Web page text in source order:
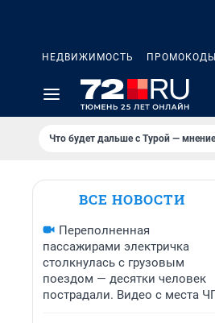
НЕДВИЖИМОСТЬ ПРОМОКОДЫ
Что будет дальше с Турой —
ВСЕ НОВОСТИ
Переполненная
пассажирами электричка
столкнулась с грузовым
поездом — десятки человек
пострадали. Видео с места